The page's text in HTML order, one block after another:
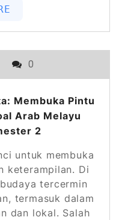
0
Membuka Pintu
Arab Melayu
2
untuk membuka
keterampilan. Di
tercermin
termasuk dalam
dan lokal. Salah